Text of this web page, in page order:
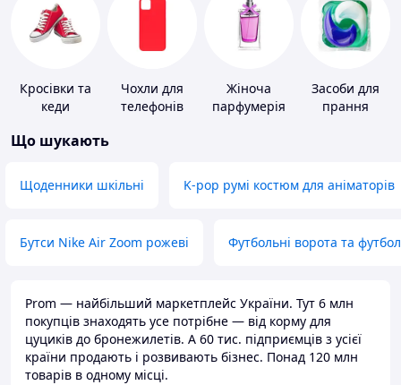
Кросівки та
кеди
Чохли для
телефонів
Жіноча
парфумерія
Засоби для
прання
Що шукають
Щоденники шкільні K-pop румі костюм для аніматорів
Бутси Nike Air Zoom рожеві Футбольні ворота та
Prom — найбільший маркетплейс України. Тут 6 млн
покупців знаходять усе потрібне — від корму для
цуциків до бронежилетів. А 60 тис. підприємців з усієї
країни продають і розвивають бізнес. Понад 120 млн
товарів в одному місці.